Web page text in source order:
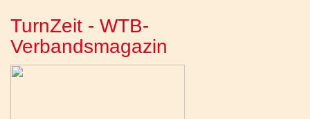
TurnZeit - WTB-
Verbandsmagazin